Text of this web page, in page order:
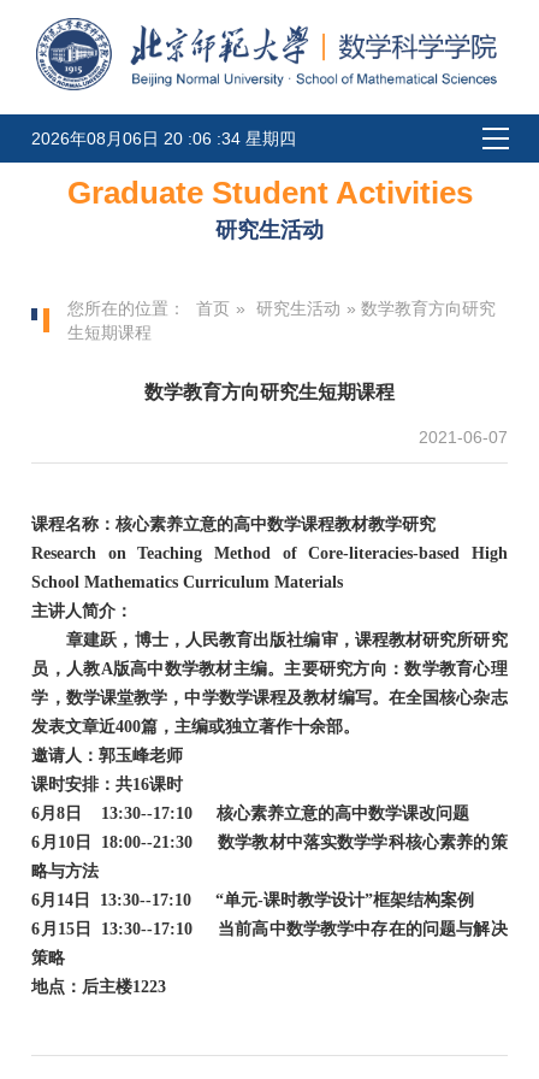
2026年08月06日 20 :06 :34 星期四
Graduate Student Activities
研究生活动
您所在的位置： 首页 » 研究生活动 » 数学教育方向研究
生短期课程
数学教育方向研究生短期课程
2021-06-07
课程名称：核心素养立意的高中数学课程教材教学研究
Research on Teaching Method of Core-literacies-based High
School Mathematics Curriculum Materials
主讲人简介：
章建跃，博士，人民教育出版社编审，课程教材研究所研究
员，人教A版高中数学教材主编。主要研究方向：数学教育心理
学，数学课堂教学，中学数学课程及教材编写。在全国核心杂志
发表文章近400篇，主编或独立著作十余部。
邀请人：郭玉峰老师
课时安排：共16课时
6月8日 13:30--17:10 核心素养立意的高中数学课改问题
6月10日 18:00--21:30 数学教材中落实数学学科核心素养的策
略与方法
6月14日 13:30--17:10 “单元-课时教学设计”框架结构案例
6月15日 13:30--17:10 当前高中数学教学中存在的问题与解决
策略
地点：后主楼1223